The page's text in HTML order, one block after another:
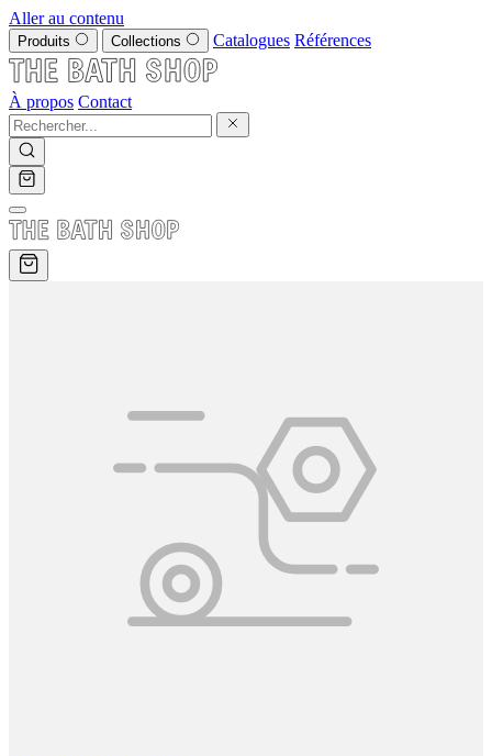
Aller au contenu
Produits Collections Catalogues Références
À propos Contact